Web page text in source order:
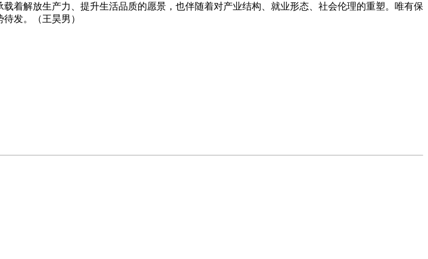
解放生产力、提升生活品质的愿景，也伴随着对产业结构、就业形态、社会伦理的重塑。唯有保
发。（王昊男）